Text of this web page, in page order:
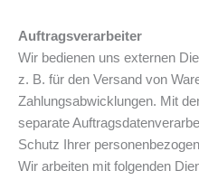
Auftragsverarbeiter
Wir bedienen uns externen
z. B. für den Versand von
Zahlungsabwicklungen. Mit
separate
Schutz Ihrer
Wir arbeiten mit folgenden